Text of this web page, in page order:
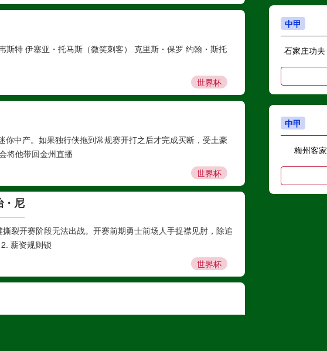
特 伊塞亚・托马斯（微笑刺客） 克里斯・保罗 约翰・斯托
世界杯
中产。如果独行侠拖到常规赛开打之后才完成买断，受土豪
将他带回金州直播
世界杯
・尼
裂开赛阶段无法出战。开赛前期勇士前场人手捉襟见肘，除追
薪资规则锁
世界杯
中甲
石家庄功夫
中甲
梅州客家